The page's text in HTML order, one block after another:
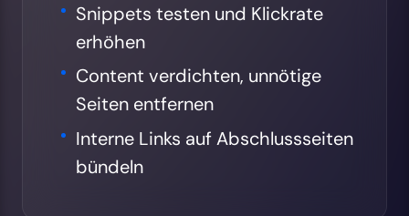
Snippets testen und Klickrate
erhöhen
Content verdichten, unnötige
Seiten entfernen
Interne Links auf Abschlussseiten
bündeln